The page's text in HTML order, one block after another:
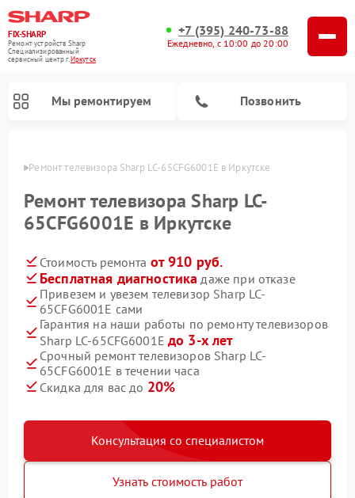
FIX-SHARP
Ремонт устройств Sharp
Специализированный
cервисный центр г.Иркутск
+7 (395) 240-73-88
Ежедневно, с 10:00 до 20:00
Мы ремонтируем Позвонить
Ремонт телевизора Sharp LC-65CFG6001E в Иркутске
Ремонт телевизора Sharp LC-
65CFG6001E в Иркутске
Стоимость ремонта от 910 руб.
Бесплатная диагностика даже при отказе
Привезем и увезем телевизор Sharp LC-
65CFG6001E сами
Гарантия на наши работы по ремонту телевизоров
Sharp LC-65CFG6001E до 3-х лет
Срочный ремонт телевизоров Sharp LC-
65CFG6001E в течении часа
Скидка для вас до 20%
Консультация со специалистом
Узнать стоимость работ